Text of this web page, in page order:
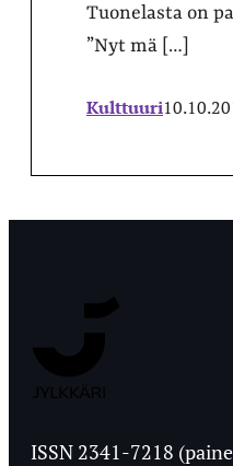
Tuonelasta on
”Nyt mä […]
Kulttuuri
Ylioppilaslehti
ISSN 2341-7218